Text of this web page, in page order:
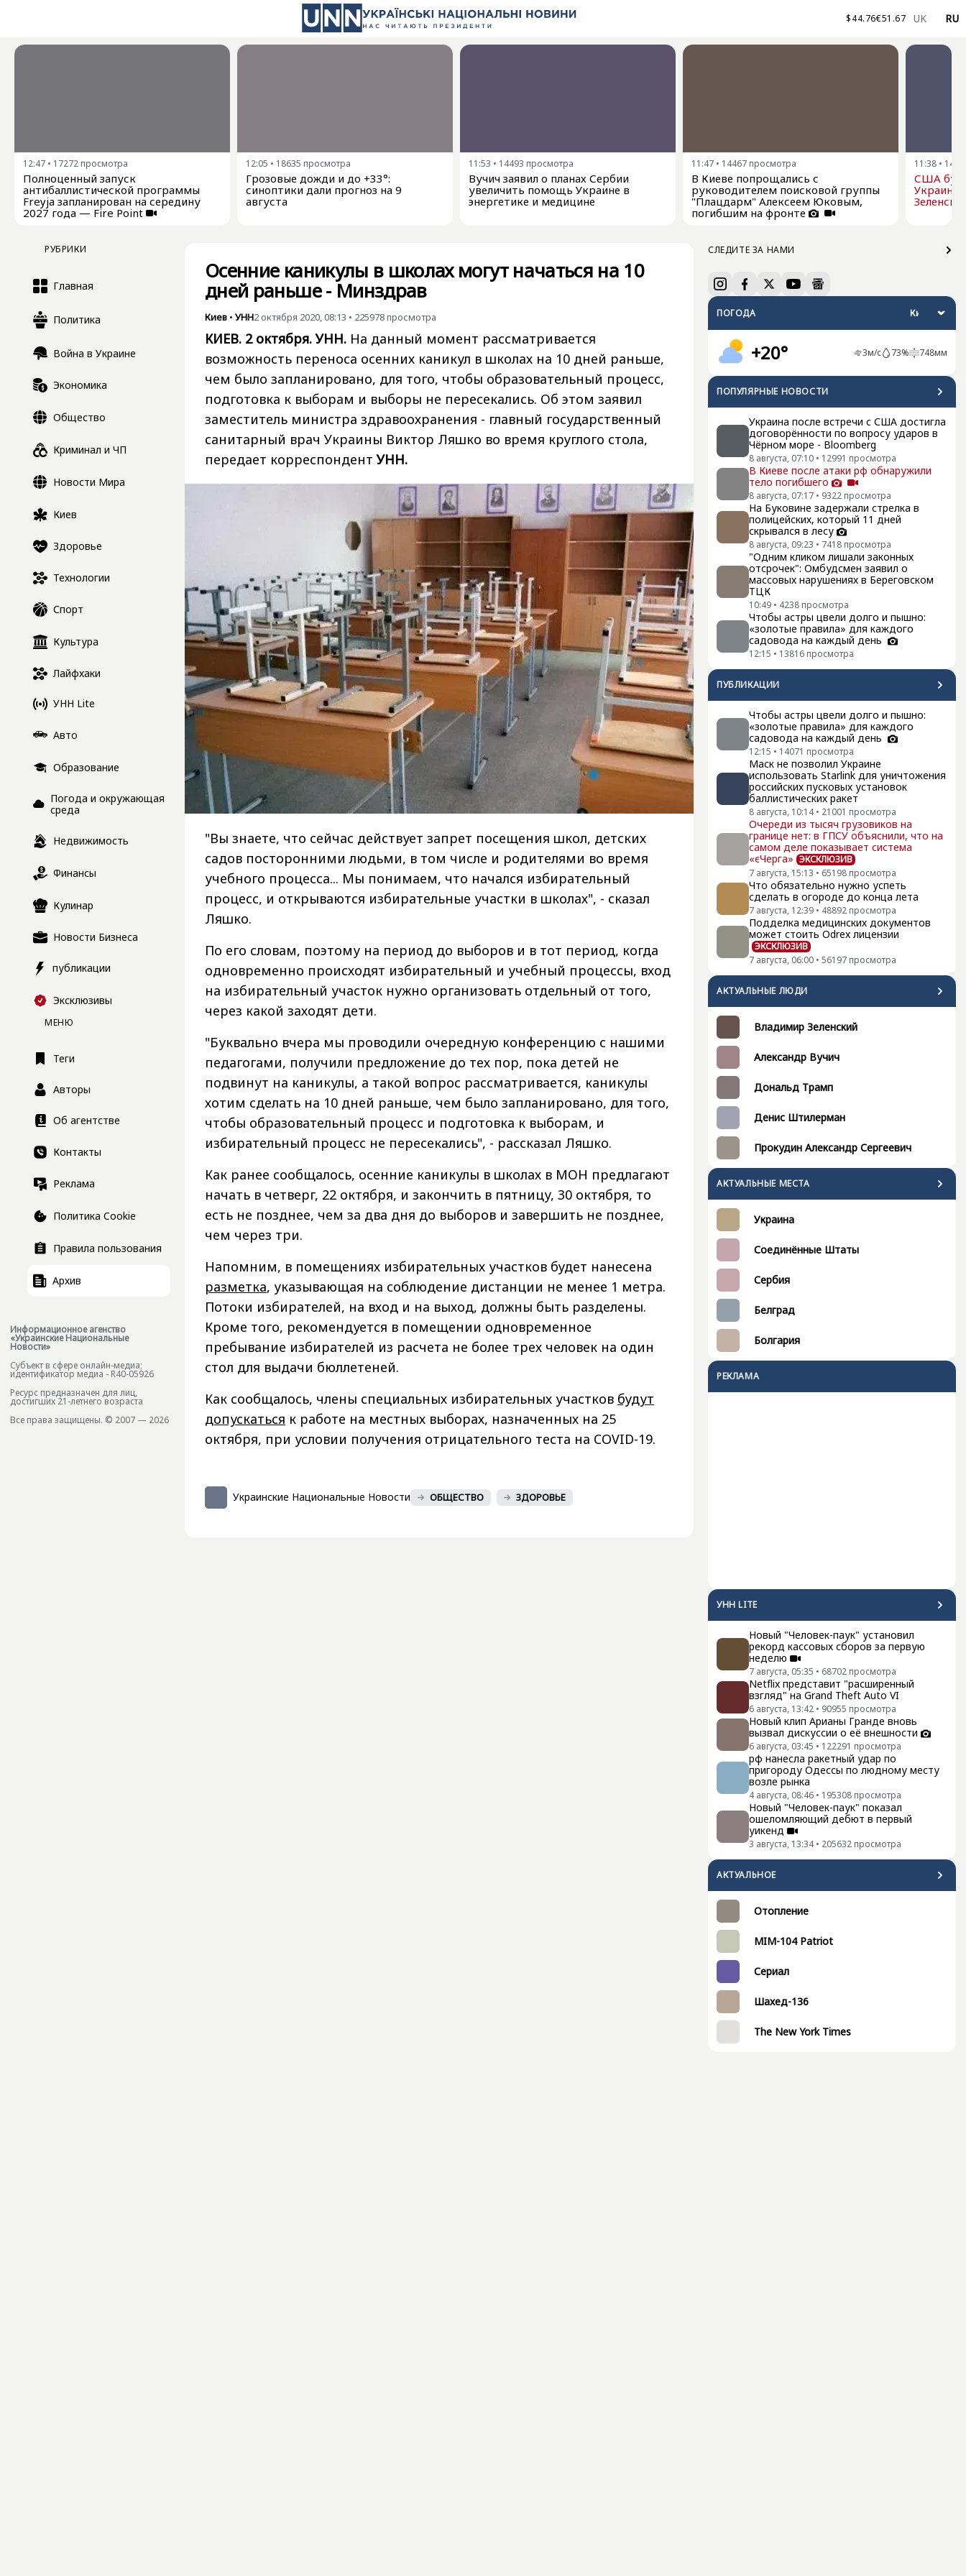
$44.76€51.67 UK RU
12:47 • 17272 просмотра
Полноценный запуск
антибаллистической программы
Freyja запланирован на середину
2027 года — Fire Point
12:05 • 18635 просмотра
Грозовые дожди и до +33°:
синоптики дали прогноз на 9
августа
11:53 • 14493 просмотра
Вучич заявил о планах Сербии
увеличить помощь Украине в
энергетике и медицине
11:47 • 14467 просмотра
В Киеве попрощались с
руководителем поисковой группы
"Плацдарм" Алексеем Юковым,
погибшим на фронте
11:38 •
США
Украине
РУБРИКИ
Главная
Политика
Война в Украине
Экономика
Общество
Криминал и ЧП
Новости Мира
Киев
Здоровье
Технологии
Спорт
Культура
Лайфхаки
УНН Lite
Авто
Образование
Погода и окружающая
среда
Недвижимость
Финансы
Кулинар
Новости Бизнеса
публикации
Эксклюзивы
МЕНЮ
Теги
Авторы
Об агентстве
Контакты
Реклама
Политика Cookie
Правила пользования
Архив
Информационное агенство
«Украинские Национальные
Новости»
Субъект в сфере онлайн-медиа;
идентификатор медиа - R40-05926
Ресурс предназначен для лиц,
достигших 21-летнего возраста
Все права защищены. © 2007 — 2026
СЛЕДИТЕ ЗА НАМИ
ПОГОДА
+20° 3м/с 73% 748мм
ПОПУЛЯРНЫЕ НОВОСТИ
Украина после встречи с США достигла
договорённости по вопросу ударов в
Чёрном море - Bloomberg
8 августа, 07:10 • 12991 просмотра
В Киеве после атаки рф обнаружили
тело погибшего
8 августа, 07:17 • 9322 просмотра
На Буковине задержали стрелка в
полицейских, который 11 дней
скрывался в лесу
8 августа, 09:23 • 7418 просмотра
"Одним кликом лишали законных
отсрочек": Омбудсмен заявил о
массовых нарушениях в Береговском
ТЦК
10:49 • 4238 просмотра
Чтобы астры цвели долго и пышно:
«золотые правила» для каждого
садовода на каждый день
12:15 • 13816 просмотра
ПУБЛИКАЦИИ
Чтобы астры цвели долго и пышно:
«золотые правила» для каждого
садовода на каждый день
12:15 • 14071 просмотра
Маск не позволил Украине
использовать Starlink для уничтожения
российских пусковых установок
баллистических ракет
8 августа, 10:14 • 21001 просмотра
Очереди из тысяч грузовиков на
границе нет: в ГПСУ объяснили, что на
самом деле показывает система
«єЧерга» ЭКСКЛЮЗИВ
7 августа, 15:13 • 65198 просмотра
Что обязательно нужно успеть
сделать в огороде до конца лета
7 августа, 12:39 • 48892 просмотра
Подделка медицинских документов
может стоить Odrex лицензии
ЭКСКЛЮЗИВ
7 августа, 06:00 • 56197 просмотра
АКТУАЛЬНЫЕ ЛЮДИ
Владимир Зеленский
Александр Вучич
Дональд Трамп
Денис Штилерман
Прокудин Александр Сергеевич
АКТУАЛЬНЫЕ МЕСТА
Украина
Соединённые Штаты
Сербия
Белград
Болгария
РЕКЛАМА
УНН LITE
Новый "Человек-паук" установил
рекорд кассовых сборов за первую
неделю
7 августа, 05:35 • 68702 просмотра
Netflix представит "расширенный
взгляд" на Grand Theft Auto VI
6 августа, 13:42 • 90955 просмотра
Новый клип Арианы Гранде вновь
вызвал дискуссии о её внешности
6 августа, 03:45 • 122291 просмотра
рф нанесла ракетный удар по
пригороду Одессы по людному месту
возле рынка
4 августа, 08:46 • 195308 просмотра
Новый "Человек-паук" показал
ошеломляющий дебют в первый
уикенд
3 августа, 13:34 • 205632 просмотра
АКТУАЛЬНОЕ
Отопление
MIM-104 Patriot
Сериал
Шахед-136
The New York Times
Осенние каникулы в школах могут начаться на 10
дней раньше - Минздрав
Киев • УНН2 октября 2020, 08:13 • 225978просмотра
КИЕВ. 2 октября. УНН. На данный момент рассматривается
возможность переноса осенних каникул в школах на 10 дней раньше,
чем было запланировано, для того, чтобы образовательный процесс,
подготовка к выборам и выборы не пересекались. Об этом заявил
заместитель министра здравоохранения - главный государственный
санитарный врач Украины Виктор Ляшко во время круглого стола,
передает корреспондент УНН.
"Вы знаете, что сейчас действует запрет посещения школ, детских
садов посторонними людьми, в том числе и родителями во время
учебного процесса... Мы понимаем, что начался избирательный
процесс, и открываются избирательные участки в школах", - сказал
Ляшко.
По его словам, поэтому на период до выборов и в тот период, когда
одновременно происходят избирательный и учебный процессы, вход
на избирательный участок нужно организовать отдельный от того,
через какой заходят дети.
"Буквально вчера мы проводили очередную конференцию с нашими
педагогами, получили предложение до тех пор, пока детей не
подвинут на каникулы, а такой вопрос рассматривается, каникулы
хотим сделать на 10 дней раньше, чем было запланировано, для того,
чтобы образовательный процесс и подготовка к выборам, и
избирательный процесс не пересекались", - рассказал Ляшко.
Как ранее сообщалось, осенние каникулы в школах в МОН предлагают
начать в четверг, 22 октября, и закончить в пятницу, 30 октября, то
есть не позднее, чем за два дня до выборов и завершить не позднее,
чем через три.
Напомним, в помещениях избирательных участков будет нанесена
разметка, указывающая на соблюдение дистанции не менее 1 метра.
Потоки избирателей, на вход и на выход, должны быть разделены.
Кроме того, рекомендуется в помещении одновременное
пребывание избирателей из расчета не более трех человек на один
стол для выдачи бюллетеней.
Как сообщалось, члены специальных избирательных участков будут
допускаться к работе на местных выборах, назначенных на 25
октября, при условии получения отрицательного теста на COVID-19.
Украинские Национальные Новости ОБЩЕСТВО ЗДОРОВЬЕ